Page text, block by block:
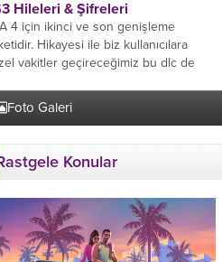
Hileleri & Şifreleri
4 için ikinci ve son genişleme
Hikayesi ile biz kullanıcılara
vakitler geçireceğimiz bu dlc de
Foto Galeri
Konular